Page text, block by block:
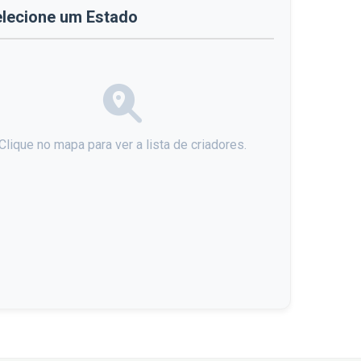
um Estado
no mapa para ver a lista de criadores.